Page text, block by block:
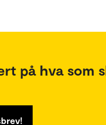
på hva som